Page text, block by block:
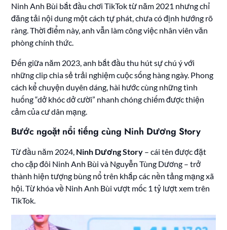
Ninh Anh Bùi bắt đầu chơi TikTok từ năm 2021 nhưng chỉ
đăng tải nội dung một cách tự phát, chưa có định hướng rõ
ràng. Thời điểm này, anh vẫn làm công việc nhân viên văn
phòng chính thức.
Đến giữa năm 2023, anh bắt đầu thu hút sự chú ý với
những clip chia sẻ trải nghiệm cuộc sống hàng ngày. Phong
cách kể chuyện duyên dáng, hài hước cùng những tình
huống “dở khóc dở cười” nhanh chóng chiếm được thiện
cảm của cư dân mạng.
Bước ngoặt nổi tiếng cùng Ninh Dương Story
Từ đầu năm 2024, Ninh Dương Story – cái tên được đặt
cho cặp đôi Ninh Anh Bùi và Nguyễn Tùng Dương – trở
thành hiện tượng bùng nổ trên khắp các nền tảng mạng xã
hội. Từ khóa về Ninh Anh Bùi vượt mốc 1 tỷ lượt xem trên
TikTok.